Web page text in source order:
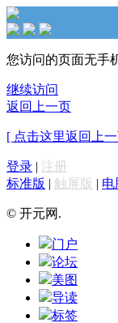
您访问的页面无手
继续访问
返回上一页
[ 点击这里返回上
登录 | 注册
标准版 | 触屏版 | 电
© 开元网.
门户
论坛
美图
导读
标签